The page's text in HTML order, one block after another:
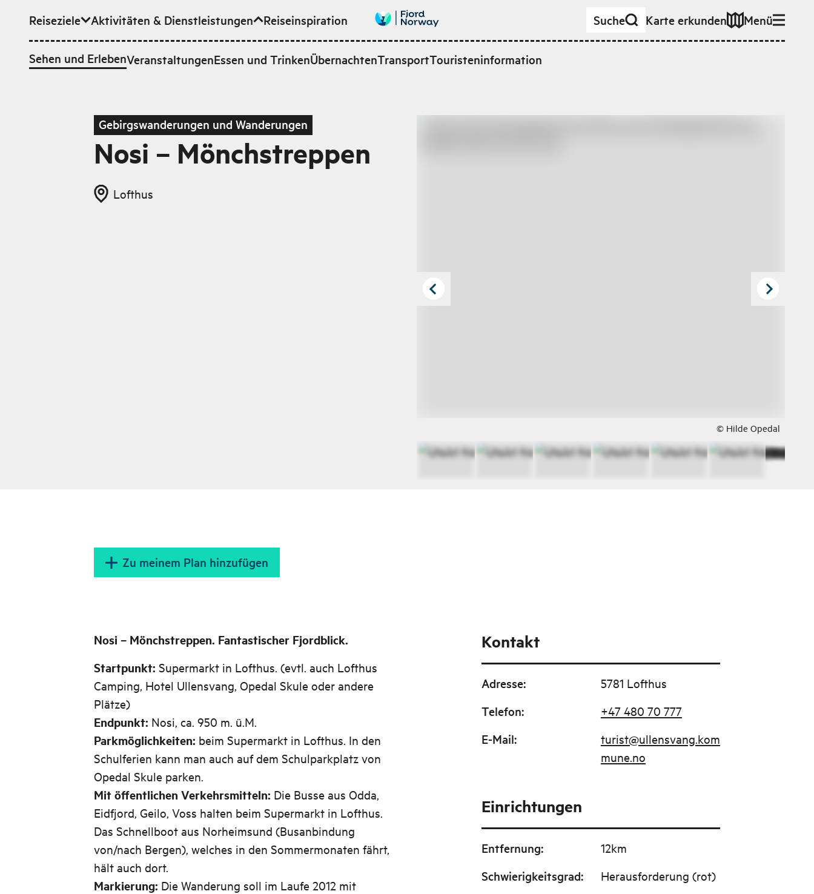
Zum Hauptinhalt
Reiseziele Aktivitäten & Dienstleistungen
Sehen und ErlebenVeranstaltungenEssen und TrinkenÜbernachtenTransportTouristeninformation
Reiseinspiration Suche Karte erkunden Menü
Gebirgswanderungen und Wanderungen
Nosi – Mönchstreppen
Lofthus
© Hilde Opedal
Zu meinem Plan hinzufügen
Nosi – Mönchstreppen. Fantastischer Fjordblick.
Startpunkt: Supermarkt in Lofthus. (evtl. auch Lofthus
Camping, Hotel Ullensvang, Opedal Skule oder andere
Plätze)
Endpunkt: Nosi, ca. 950 m. ü.M.
Parkmöglichkeiten: beim Supermarkt in Lofthus. In den
Schulferien kann man auch auf dem Schulparkplatz von
Opedal Skule parken.
Mit öffentlichen Verkehrsmitteln: Die Busse aus Odda,
Eidfjord, Geilo, Voss halten beim Supermarkt in Lofthus.
Das Schnellboot aus Norheimsund (Busanbindung
von/nach Bergen), welches in den Sommermonaten fährt,
hält auch dort.
Markierung: Die Wanderung soll im Laufe 2012 mit
Kontakt
Adresse: 5781 Lofthus
Telefon: +47 480 70 777
E-Mail:
turist@ullensvang.kom
mune.no
Einrichtungen
Entfernung: 12km
Schwierigkeitsgrad: Herausforderung (rot)